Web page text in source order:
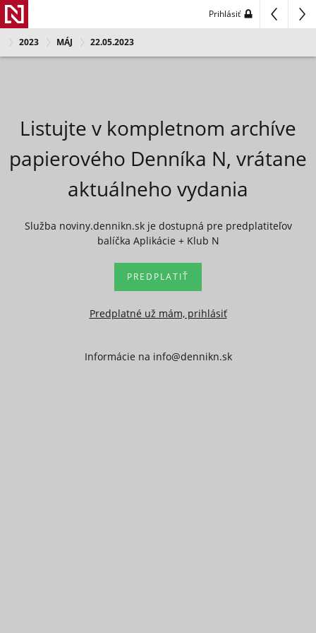
Prihlásiť
2023 MÁJ 22.05.2023
Listujte v kompletnom archíve
papierového Denníka N, vrátane
aktuálneho vydania
Služba noviny.dennikn.sk je dostupná pre predplatiteľov
balíčka Aplikácie + Klub N
PREDPLATIŤ
Predplatné už mám, prihlásiť
Informácie na info@dennikn.sk